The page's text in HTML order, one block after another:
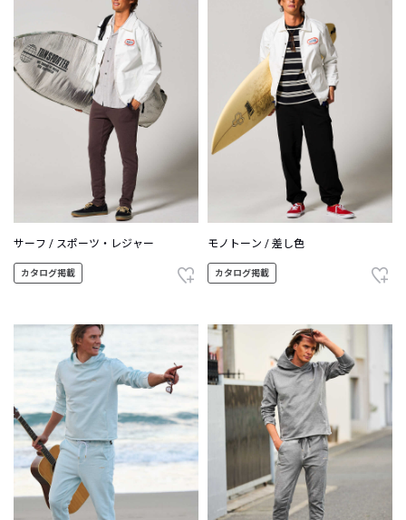
サーフ / スポーツ・レジャー
カタログ掲載
モノトーン / 差し色
カタログ掲載